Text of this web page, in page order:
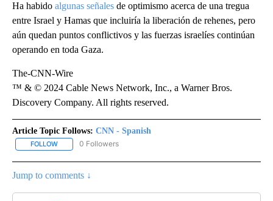
Ha habido algunas señales de optimismo acerca de una tregua
entre Israel y Hamas que incluiría la liberación de rehenes, pero
aún quedan puntos conflictivos y las fuerzas israelíes continúan
operando en toda Gaza.
The-CNN-Wire
™ & © 2024 Cable News Network, Inc., a Warner Bros.
Discovery Company. All rights reserved.
Article Topic Follows: CNN - Spanish
FOLLOW FOLLOW "CNN - SPANISH" TO RECEIVE NOTIFICATIONS ABOUT
0 Followers
Jump to comments ↓